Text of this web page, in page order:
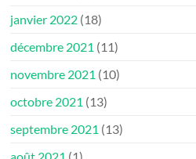
janvier 2022 (18)
décembre 2021 (11)
novembre 2021 (10)
octobre 2021 (13)
septembre 2021 (13)